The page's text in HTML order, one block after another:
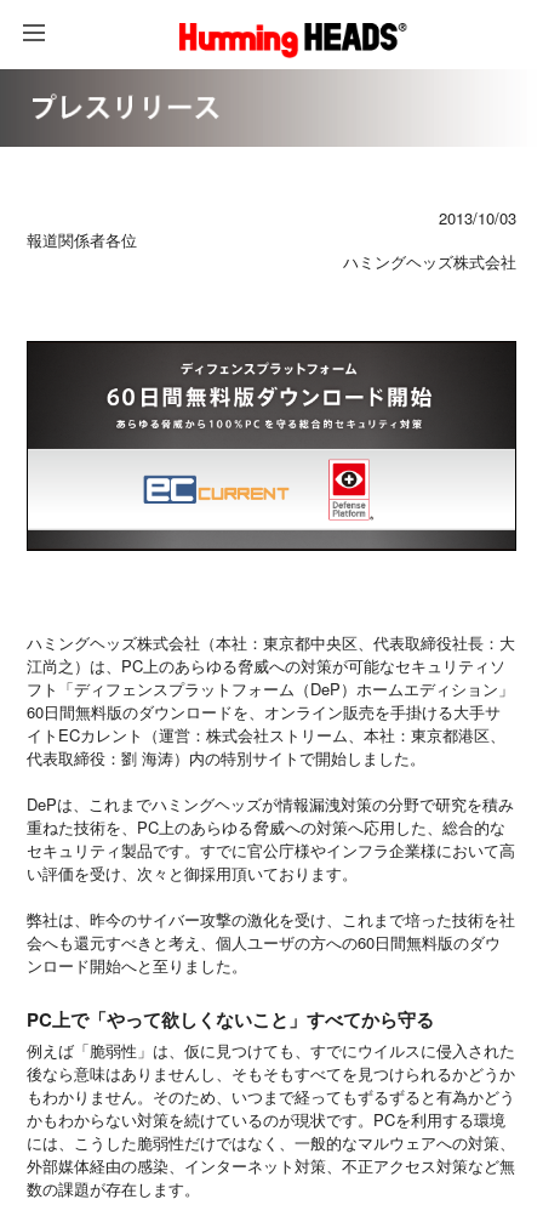
2013/10/03
報道関係者各位
ハミングヘッズ株式会社
ハミングヘッズ株式会社（本社：東京都中央区、代表取締役社長：大
江尚之）は、PC上のあらゆる脅威への対策が可能なセキュリティソ
フト「ディフェンスプラットフォーム（DeP）ホームエディション」
60日間無料版のダウンロードを、オンライン販売を手掛ける大手サ
イトECカレント（運営：株式会社ストリーム、本社：東京都港区、
代表取締役：劉 海涛）内の特別サイトで開始しました。
DePは、これまでハミングヘッズが情報漏洩対策の分野で研究を積み
重ねた技術を、PC上のあらゆる脅威への対策へ応用した、総合的な
セキュリティ製品です。すでに官公庁様やインフラ企業様において高
い評価を受け、次々と御採用頂いております。
弊社は、昨今のサイバー攻撃の激化を受け、これまで培った技術を社
会へも還元すべきと考え、個人ユーザの方への60日間無料版のダウ
ンロード開始へと至りました。
PC上で「やって欲しくないこと」すべてから守る
例えば「脆弱性」は、仮に見つけても、すでにウイルスに侵入された
後なら意味はありませんし、そもそもすべてを見つけられるかどうか
もわかりません。そのため、いつまで経ってもずるずると有為かどう
かもわからない対策を続けているのが現状です。PCを利用する環境
には、こうした脆弱性だけではなく、一般的なマルウェアへの対策、
外部媒体経由の感染、インターネット対策、不正アクセス対策など無
数の課題が存在します。